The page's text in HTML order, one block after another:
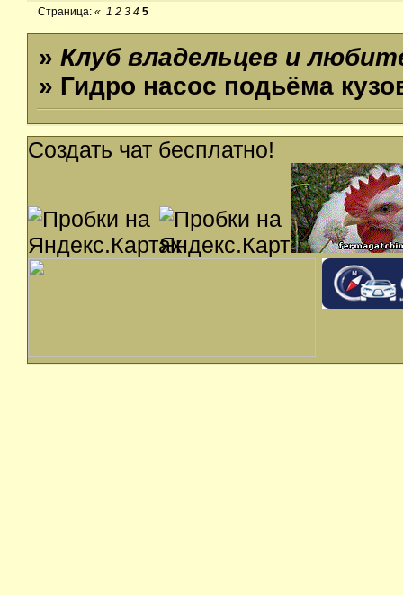
Страница:« 1 2 3 4 5
»Клуб владельцев и
» Гидро насос подьёма
Создать чат бесплатно!